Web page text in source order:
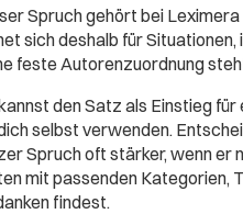
Spruch gehört bei
sich deshalb für Situationen,
feste Autorenzuordnung
den Satz als Einstieg
selbst verwenden.
Spruch oft stärker, wenn er
mit passenden Kategorien,
findest.